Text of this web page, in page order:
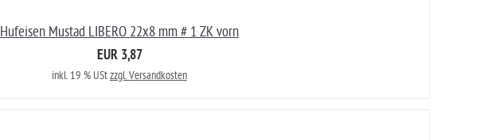
Hufeisen Mustad LIBERO 22x8 mm # 1 ZK vorn
EUR 3,87
inkl. 19 % UStzzgl. Versandkosten